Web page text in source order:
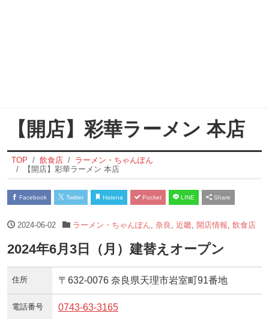
【開店】彩華ラーメン 本店
TOP 飲食店
ラーメン・ちゃんぽん
【開店】彩華ラーメン 本店
Facebook Twitter Hatena Pocket LINE Share
2024-06-02 ラーメン・ちゃんぽん 奈良 近畿, 開店情報 飲食店
2024年6月3日（月）建替えオープン
住所 〒632-0076 奈良県天理市岩室町91番地
電話番号 0743-63-3165